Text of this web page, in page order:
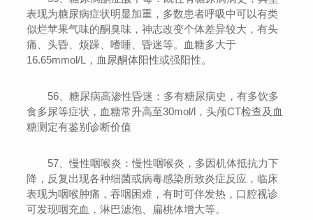
表现为糖尿病症状明显加重，多数患者呼吸中可以有类
似烂苹果气味的酮臭味，神志改变个体差异较大，有头
痛、头昏、烦躁、嗜睡、昏迷等。血糖多大于
16.65mmol/L，血尿酮体阳性或强阳性。
56、糖尿病高渗性昏迷：多有糖尿病史，有多饮多
食多尿等症状，血糖常升高至30mol/l，头颅CT检查及血
糖测定有鉴别诊断价值
57、慢性咽喉炎：慢性咽喉炎，多因机体抵抗力下
降，反复出现各种细菌或病毒感染所致炎症反应，临床
表现为咽喉肿痛，吞咽困难，有时可伴发热，口腔视诊
可发现咽充血，淋巴滤泡、扁桃体增大等。